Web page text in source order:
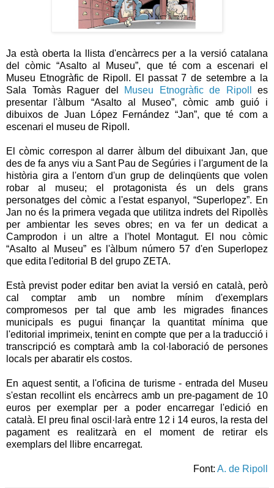
Ja està oberta la llista d'encàrrecs per a la versió catalana
del còmic “Asalto al Museu”, que té com a escenari el
Museu Etnogràfic de Ripoll. El passat 7 de setembre a la
Sala Tomàs Raguer del
Museu Etnogràfic de Ripoll
es
presentar l'àlbum “Asalto al Museo”, còmic amb guió i
dibuixos de Juan López Fernández “Jan”, que té com a
escenari el museu de Ripoll.
El còmic correspon al darrer àlbum del dibuixant Jan, que
des de fa anys viu a Sant Pau de Segúries i l'argument de la
història gira a l'entorn d'un grup de delinqüents que volen
robar al museu; el protagonista és un dels grans
personatges del còmic a l'estat espanyol, “Superlopez”. En
Jan no és la primera vegada que utilitza indrets del Ripollès
per ambientar les seves obres; en va fer un dedicat a
Camprodon i un altre a l'hotel Montagut. El nou còmic
“Asalto al Museu” es l'àlbum número 57 d'en Superlopez
que edita l'editorial B del grupo ZETA.
Està previst poder editar ben aviat la versió en català, però
cal comptar amb un nombre mínim d'exemplars
compromesos per tal que amb les migrades finances
municipals es pugui finançar la quantitat mínima que
l'editorial imprimeix, tenint en compte que per a la traducció i
transcripció es comptarà amb la col·laboració de persones
locals per abaratir els costos.
En aquest sentit, a l'oficina de turisme - entrada del Museu
s'estan recollint els encàrrecs amb un pre-pagament de 10
euros per exemplar per a poder encarregar l'edició en
català. El preu final oscil·larà entre 12 i 14 euros, la resta del
pagament es realitzarà en el moment de retirar els
exemplars del llibre encarregat.
Font: A. de Ripoll